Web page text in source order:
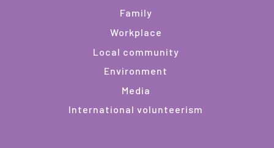
Family
Workplace
Local community
Environment
Media
International volunteerism